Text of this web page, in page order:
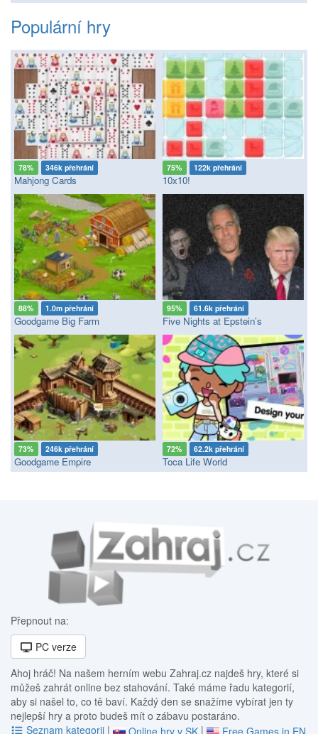
Populární hry
78% 346k přehrání
Mahjong Cards
75% 122k přehrání
10x10!
88% 1.0m přehrání
Goodgame Big Farm
95% 61.6k přehrání
Five Nights at Epstein’s
73% 246k přehrání
Goodgame Empire
72% 62.2k přehrání
Toca Life World
Přepnout na:
PC verze
Ahoj hráč! Na našem herním webu Zahraj.cz najdeš hry, které si
můžeš zahrát online bez stahování. Také máme řadu kategorií,
aby si našel to, co tě baví. Každý den se snažíme vybírat jen ty
nejlepší hry a proto budeš mít o zábavu postaráno.
Seznam kategorii | |